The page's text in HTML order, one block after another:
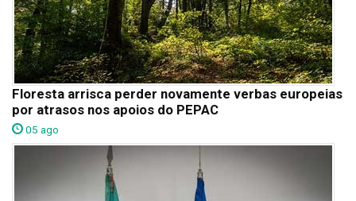
Floresta arrisca perder novamente verbas europeias
por atrasos nos apoios do PEPAC
05 ago